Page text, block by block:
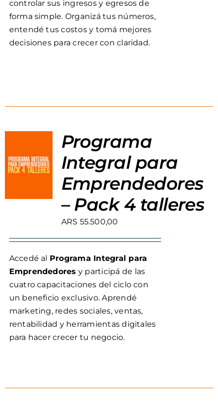
controlar sus ingresos y egresos de
forma simple. Organizá tus números,
entendé tus costos y tomá mejores
decisiones para crecer con claridad.
Programa
Integral para
Emprendedores
– Pack 4 talleres
ARS 55.500,00
Accedé al Programa Integral para
Emprendedores y participá de las
cuatro capacitaciones del ciclo con
un beneficio exclusivo. Aprendé
marketing, redes sociales, ventas,
rentabilidad y herramientas digitales
para hacer crecer tu negocio.